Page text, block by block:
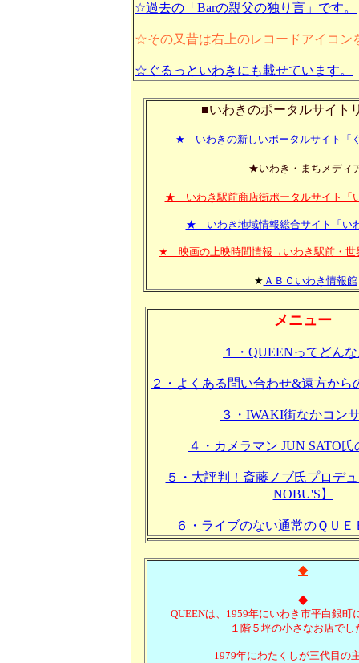
☆過去の「Barの親父の独り言」です。
☆その又昔は右上のレコードアイコン
☆ぐるっといわきにも載せています。
■いわきのポータルサイト
★ いわきの新しいポータルサイト「
★いわき・まちメディ
★ いわき駅前商店街ポータルサイト「
★ いわき地域情報総合サイト「い
★ 映画の上映時間情報→いわき駅前・世
★ ＡＢＣいわき情報館
メニュー
１・QUEENってどん
２・よくある問い合わせ&遠方から
３・IWAKI街なかコン
４・カメラマン JUN SATO
５・大評判！斎藤ノブ氏プロデ
NOBU'S】
６・ライブのない通常のＱＵＥ
◆
◆
QUEENは、1959年にいわき市平白銀町
１階５坪の小さなお店でし
1979年にわたくしが三代目の